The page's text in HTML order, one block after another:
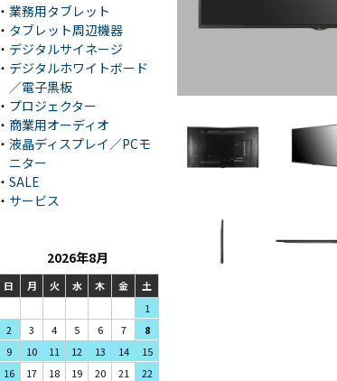
・ 業務用タブレット
・ タブレット周辺機器
・ デジタルサイネージ
・ デジタルホワイトボード
／電子黒板
・ プロジェクター
・ 商業用オーディオ
・ 液晶ディスプレイ／PCモ
ニター
・ SALE
・ サービス
2026年8月
日 月 火 水 木 金
土
1
2
3 4 5 6 7
8
9
10 11 12 13 14
15
16
17 18 19 20 21
22